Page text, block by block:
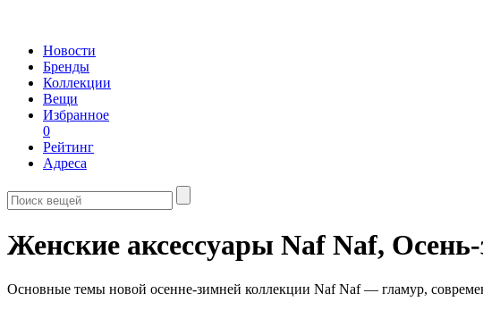
Новости
Бренды
Коллекции
Вещи
Избранное
0
Рейтинг
Адреса
Женские аксессуары Naf Naf,
Основные темы новой осенне-зимней коллекции Naf Naf — гламур,